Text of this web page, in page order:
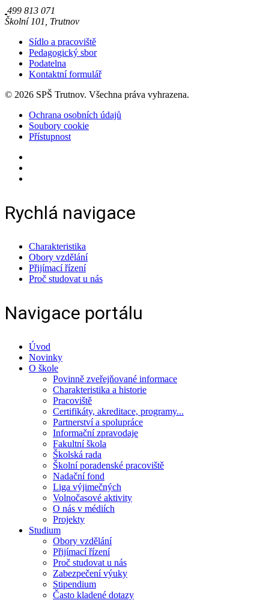
499 813 071
Školní 101, Trutnov
Sídlo a pracoviště
Pedagogický sbor
Podatelna
Kontaktní formulář
© 2026 SPŠ Trutnov. Všechna práva vyhrazena.
Ochrana osobních údajů
Soubory cookie
Přístupnost
Rychlá navigace
Charakteristika
Obory vzdělání
Přijímací řízení
Proč studovat u nás
Navigace portálu
Úvod
Novinky
O škole
Povinně zveřejňované informace
Charakteristika a historie
Pracoviště
Certifikáty, akreditace, programy...
Partnerství a spolupráce
Informační zpravodaje
Fakultní škola
Školská rada
Školní poradenské pracoviště
Nadační fond
Liga výjimečných
Volnočasové aktivity
O nás v médiích
Projekty
Studium
Obory vzdělání
Přijímací řízení
Proč studovat u nás
Zabezpečení výuky
Stipendium
Často kladené dotazy